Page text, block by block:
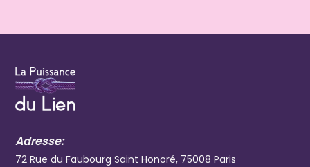
Adresse:
72 Rue du Faubourg Saint Honoré, 75008 Paris